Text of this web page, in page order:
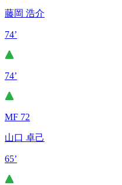
藤岡 浩介
74’
74’
MF 72
山口 卓己
65’